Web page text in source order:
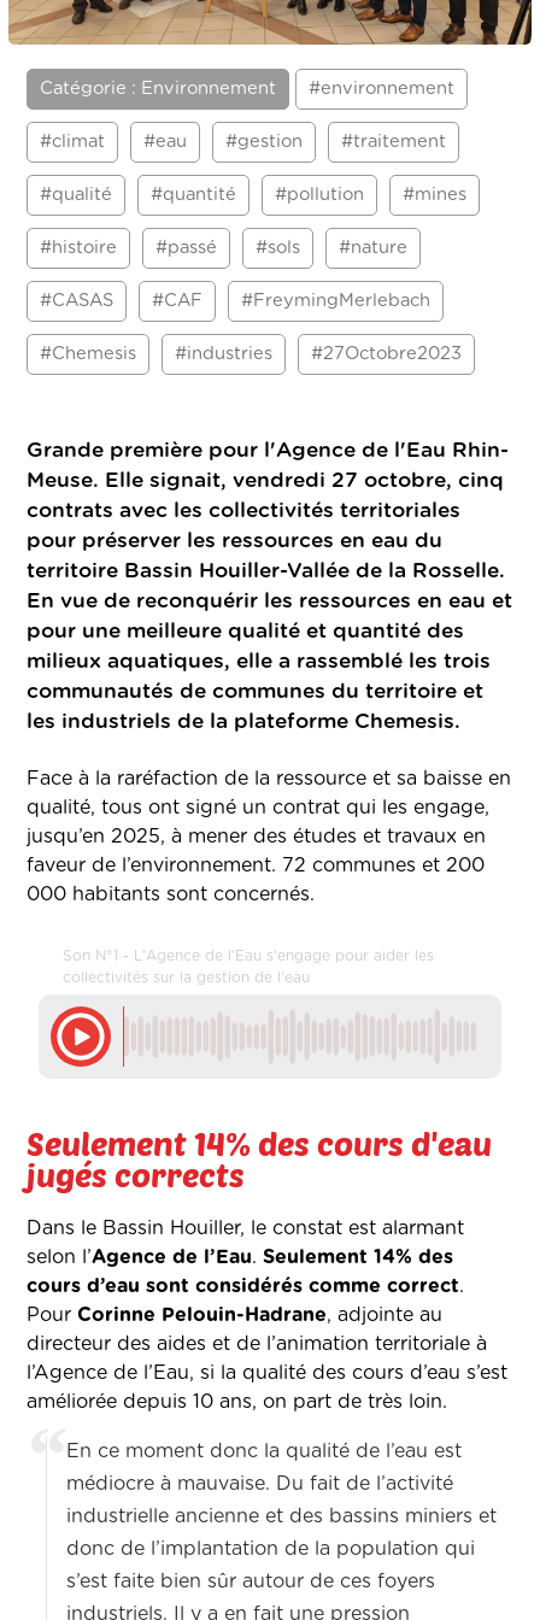
Catégorie : Environnement #environnement
#climat #eau #gestion #traitement
#qualité #quantité #pollution #mines
#histoire #passé #sols #nature
#CASAS #CAF #FreymingMerlebach
#Chemesis #industries #27Octobre2023
Grande première pour l'Agence de l'Eau Rhin-
Meuse. Elle signait, vendredi 27 octobre, cinq
contrats avec les collectivités territoriales
pour préserver les ressources en eau du
territoire Bassin Houiller-Vallée de la Rosselle.
En vue de reconquérir les ressources en eau et
pour une meilleure qualité et quantité des
milieux aquatiques, elle a rassemblé les trois
communautés de communes du territoire et
les industriels de la plateforme Chemesis.
Face à la raréfaction de la ressource et sa baisse en
qualité, tous ont signé un contrat qui les engage,
jusqu’en 2025, à mener des études et travaux en
faveur de l’environnement. 72 communes et 200
000 habitants sont concernés.
Son N°1 - L'Agence de l'Eau s'engage pour aider les
collectivités sur la gestion de l'eau
Seulement 14% des cours d'eau
jugés corrects
Dans le Bassin Houiller, le constat est alarmant
selon l’Agence de l’Eau.Seulement 14% des
cours d’eau sont considérés comme correct.
Pour Corinne Pelouin-Hadrane, adjointe au
directeur des aides et de l’animation territoriale à
l’Agence de l’Eau, si la qualité des cours d’eau s’est
améliorée depuis 10 ans, on part de très loin.
En ce moment donc la qualité de l’eau est
médiocre à mauvaise. Du fait de l’activité
industrielle ancienne et des bassins miniers et
donc de l’implantation de la population qui
s’est faite bien sûr autour de ces foyers
industriels. Il y a en fait une pression